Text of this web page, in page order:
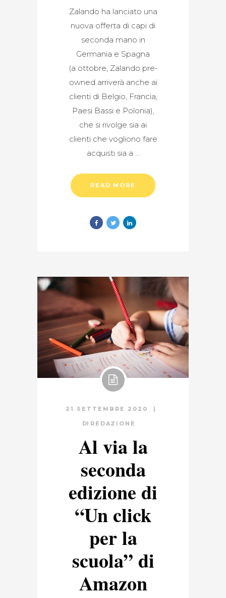
Zalando ha lanciato una
nuova offerta di capi di
seconda mano in
Germania e Spagna
(a ottobre, Zalando pre-
owned arriverà anche ai
clienti di Belgio, Francia,
Paesi Bassi e Polonia),
che si rivolge sia ai
clienti che vogliono fare
acquisti sia a
READ MORE
21 SETTEMBRE 2020
DI REDAZIONE
Al via la
seconda
edizione di
“Un click
per la
scuola” di
Amazon